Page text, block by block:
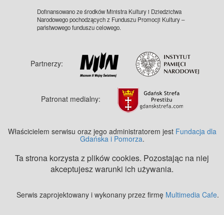
Dofinansowano ze środków Ministra Kultury i Dziedzictwa
Narodowego pochodzących z Funduszu Promocji Kultury –
państwowego funduszu celowego.
Partnerzy:
Patronat medialny:
Właścicielem serwisu oraz jego administratorem jest Fundacja dla
Gdańska i Pomorza.
Ta strona korzysta z plików cookies. Pozostając na niej
akceptujesz warunki ich używania.
Serwis zaprojektowany i wykonany przez firmę Multimedia Cafe.